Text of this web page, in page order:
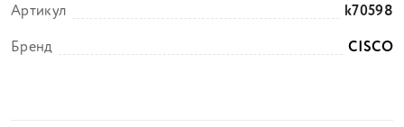
Артикул
k70598
Бренд
CISCO